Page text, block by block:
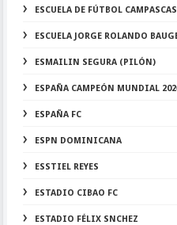
ESCUELA DE FÚTBOL
ESCUELA JORGE ROLANDO
ESMAILIN SEGURA (PILÓN)
ESPAÑA CAMPEÓN MUNDIAL
ESPAÑA FC
ESPN DOMINICANA
ESSTIEL REYES
ESTADIO CIBAO FC
ESTADIO FÉLIX SNCHEZ